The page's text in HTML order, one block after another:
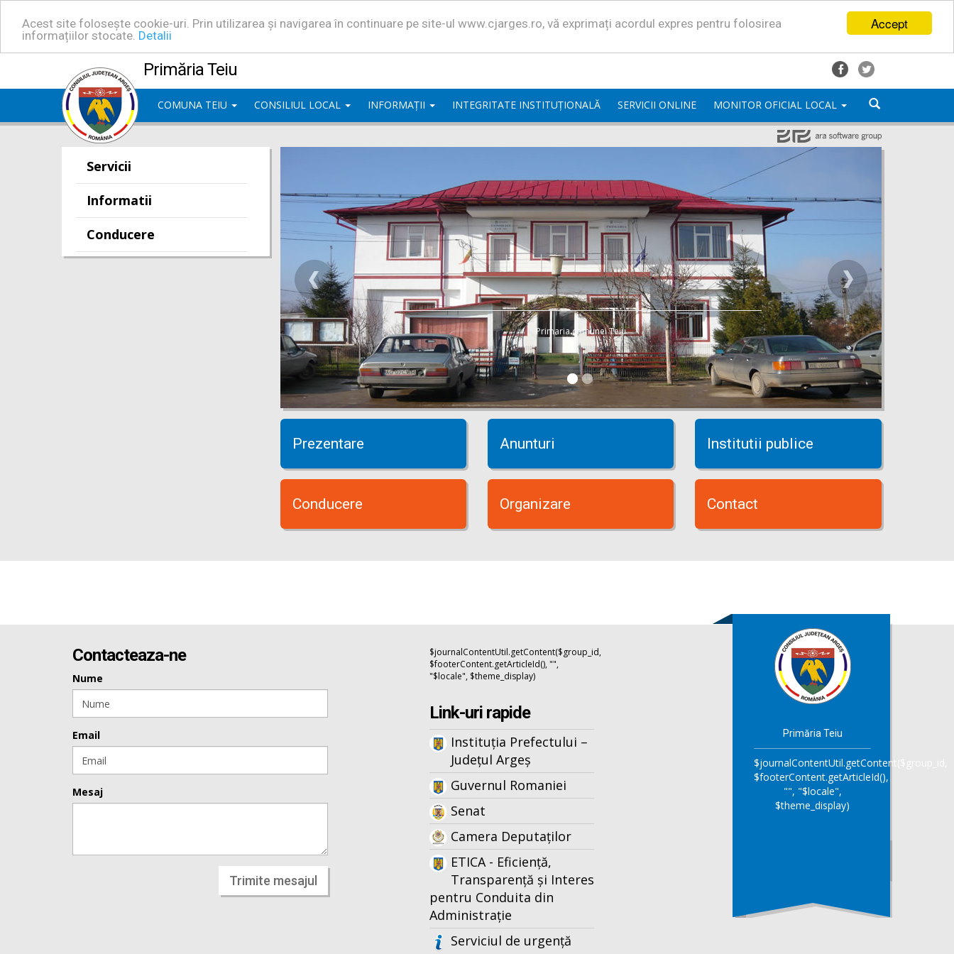
Accept
Acest site folosește cookie-uri. Prin utilizarea și navigarea în continuare pe site-ul www.cjarges.ro, vă exprimați acordul expres pentru folosirea
informațiilor stocate. Detalii
Primăria Teiu
COMUNA TEIU CONSILIUL LOCAL INFORMAȚII INTEGRITATE INSTITUȚIONALĂ SERVICII ONLINE MONITOR OFICIAL LOCAL
Servicii
Informatii
Conducere
Primaria comunei Teiu
Prezentare Anunturi Institutii publice
Conducere Organizare Contact
Contacteaza-ne
Nume
Email
Mesaj
Trimite mesajul
$journalContentUtil.getContent($group_id,
$footerContent.getArticleId(), "",
"$locale", $theme_display)
Link-uri rapide
Instituția Prefectului –
Județul Argeș
Guvernul Romaniei
Senat
Camera Deputaților
ETICA - Eficiență,
Transparență și Interes
pentru Conduita din
Administrație
Serviciul de urgență
Primăria Teiu
$journalContentUtil.getContent($group_id,
$footerContent.getArticleId(),
"", "$locale",
$theme_display)